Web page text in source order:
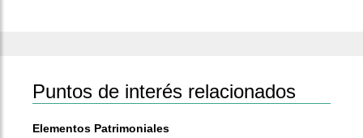
Puntos de interés relacionados
Elementos Patrimoniales